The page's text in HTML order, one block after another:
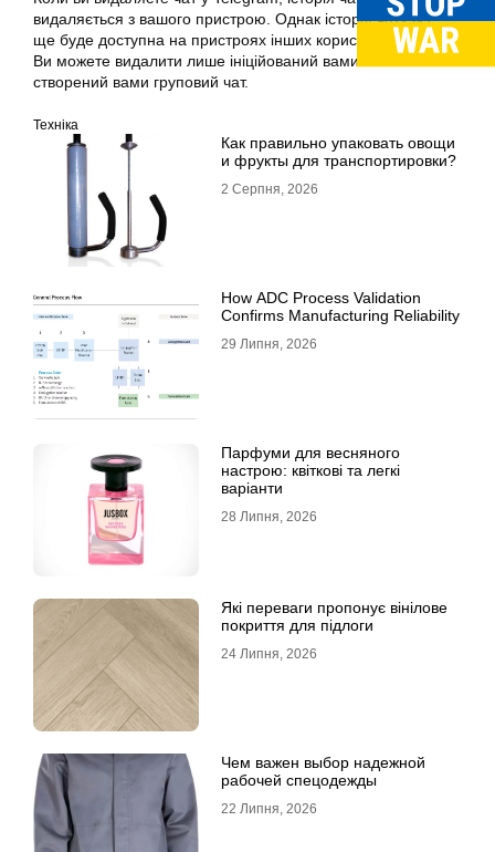
видаляється з вашого пристрою. Однак історія чату все
ще буде доступна на пристроях інших користувачів чату.
Ви можете видалити лише ініційований вами чат або
створений вами груповий чат.
Техніка
Как правильно упаковать овощи
и фрукты для транспортировки?
2 Серпня, 2026
How ADC Process Validation
Confirms Manufacturing Reliability
29 Липня, 2026
Парфуми для весняного
настрою: квіткові та легкі
варіанти
28 Липня, 2026
Які переваги пропонує вінілове
покриття для підлоги
24 Липня, 2026
Чем важен выбор надежной
рабочей спецодежды
22 Липня, 2026